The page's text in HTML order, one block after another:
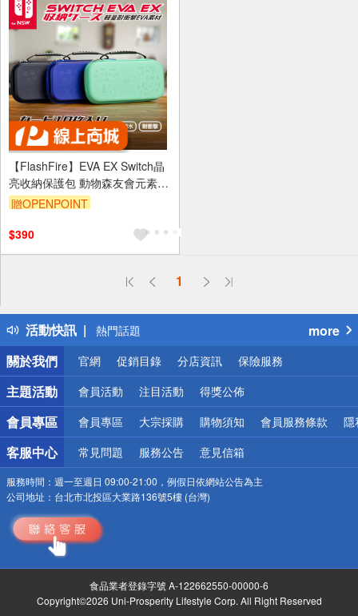
【FlashFire】EVA EX Switch晶
亮收納保護包 動物森友會元素浮
水印
贈OPENPOINT
$390
1
活動快訊
偏遠地區配送
得獎公告
熱門話題
銀行優惠
偏遠地區配送
詐騙網頁！請小心！
more
關於我們
官網 促銷目錄 分店資訊 保險服務
主題活動 會員活動 注目活動 得獎公佈
會員專區 會員專區 大宗採購 購物須知 會員服務條款 隱
客服中心 常見問題 服務公告 意見信箱
服務時間： 週一至週日 09:00-21:00，例假日依網站公告為主
公司地址： 台北市北投區大業路136號5樓 (台灣)
食品業者登錄字號 A-122662550-00000-6
Copyright©2026 Uni-Prosperity Lifestyle Corp. All Right Reserved